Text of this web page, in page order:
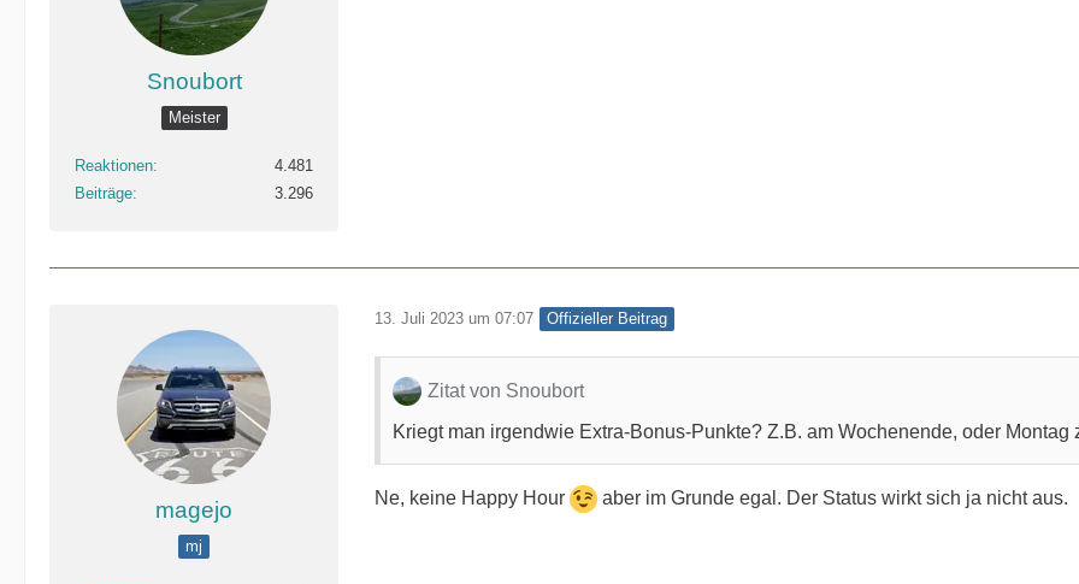
Snoubort
Meister
Reaktionen
4.481
Beiträge
3.296
magejo
mj
13. Juli 2023 um 07:07 Offizieller Beitrag
Zitat von Snoubort
Kriegt man irgendwie Extra-Bonus-Punkte? Z.B. am Wochenende, oder
Ne, keine Happy Hour aber im Grunde egal. Der Status wirkt sich ja nicht aus.